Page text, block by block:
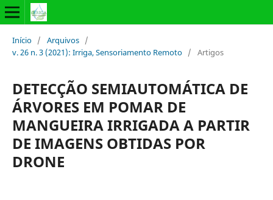
Início / Arquivos /
v. 26 n. 3 (2021): Irriga, Sensoriamento Remoto / Artigos
DETECÇÃO SEMIAUTOMÁTICA DE
ÁRVORES EM POMAR DE
MANGUEIRA IRRIGADA A PARTIR
DE IMAGENS OBTIDAS POR
DRONE